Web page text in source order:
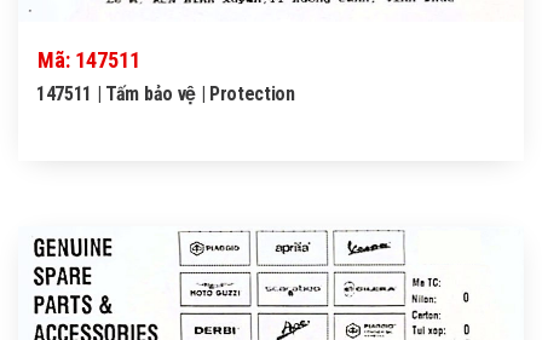
Mã: 147511
147511 | Tấm bảo vệ | Protection